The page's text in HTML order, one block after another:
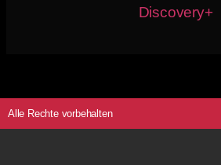
Discovery+
Alle Rechte vorbehalten